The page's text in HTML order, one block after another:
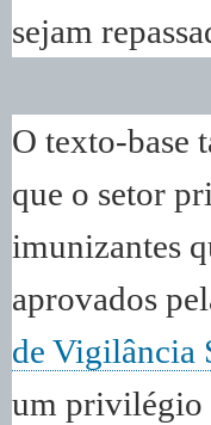
sejam
O texto-base
que o setor
imunizantes
aprovados
de Vigilância
um privilégio